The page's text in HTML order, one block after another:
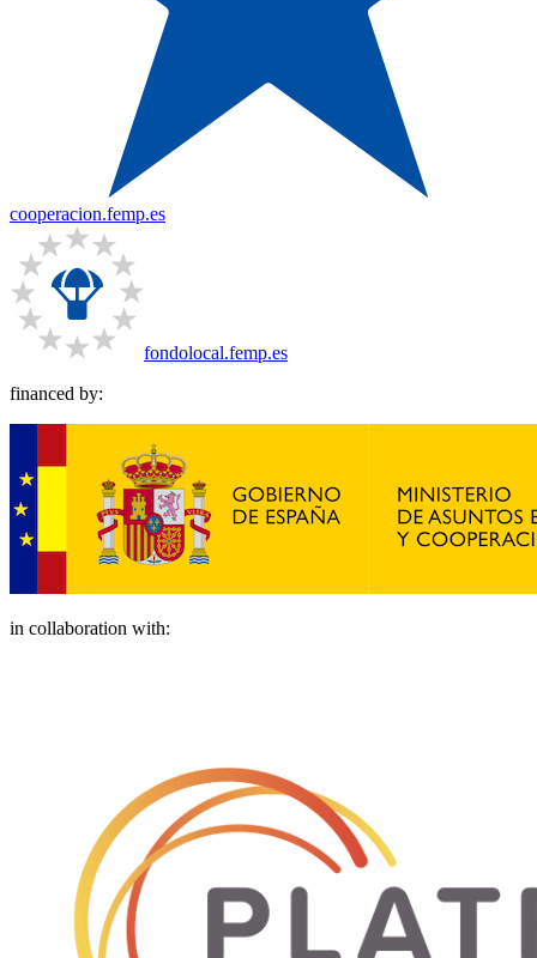
cooperacion.femp.es
fondolocal.femp.es
financed by:
in collaboration with: